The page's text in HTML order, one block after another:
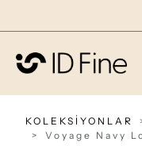
KOLEKSİYONLAR
Voyage Navy